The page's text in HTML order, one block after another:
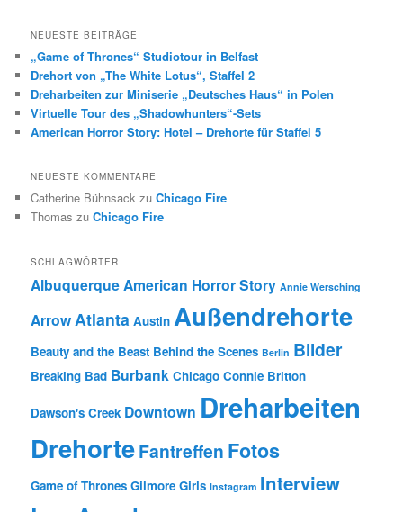
NEUESTE BEITRÄGE
„Game of Thrones“ Studiotour in Belfast
Drehort von „The White Lotus“, Staffel 2
Dreharbeiten zur Miniserie „Deutsches Haus“ in Polen
Virtuelle Tour des „Shadowhunters“-Sets
American Horror Story: Hotel – Drehorte für Staffel 5
NEUESTE KOMMENTARE
Catherine Bühnsack zuChicago Fire
Thomas zuChicago Fire
SCHLAGWÖRTER
Albuquerque American Horror Story Annie Wersching
Arrow Atlanta Austin Außendrehorte
Beauty and the Beast Behind the Scenes Berlin Bilder
Breaking Bad Burbank Chicago Connie Britton
Dawson's Creek Downtown Dreharbeiten
DrehorteFantreffen Fotos
Game of Thrones Gilmore Girls Instagram Interview